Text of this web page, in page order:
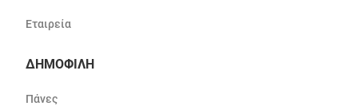
Εταιρεία
ΔΗΜΟΦΙΛΗ
Πάνες